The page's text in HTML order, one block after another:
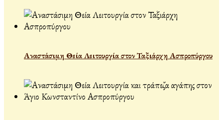
Αναστάσιμη Θεία Λειτουργία στον Ταξιάρχη Ασπροπύργου